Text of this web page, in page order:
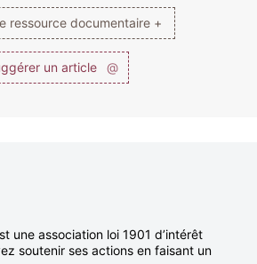
ressource documentaire +
un article @
une association loi 1901 d’intérêt
soutenir ses actions en faisant un